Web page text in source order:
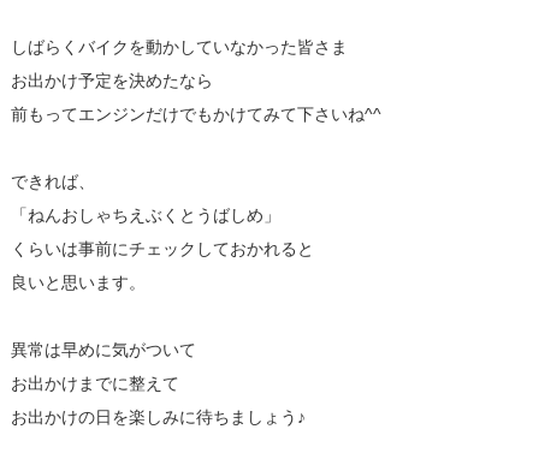
しばらくバイクを動かしていなかった皆さま
お出かけ予定を決めたなら
前もってエンジンだけでもかけてみて下さいね^^
できれば、
「ねんおしゃちえぶくとうばしめ」
くらいは事前にチェックしておかれると
良いと思います。
異常は早めに気がついて
お出かけまでに整えて
お出かけの日を楽しみに待ちましょう♪